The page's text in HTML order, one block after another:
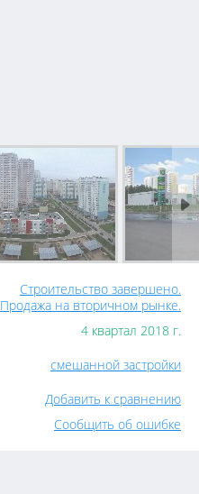
Строительство завершено.
Продажа на вторичном рынке.
4 квартал 2018 г.
смешанной застройки
Добавить к сравнению
Сообщить об ошибке